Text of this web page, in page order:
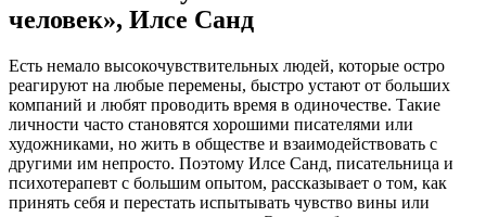
человек», Илсе Санд
Есть немало высокочувствительных людей, которые остро
реагируют на любые перемены, быстро устают от больших
компаний и любят проводить время в одиночестве. Такие
личности часто становятся хорошими писателями или
художниками, но жить в обществе и взаимодействовать с
другими им непросто. Поэтому Илсе Санд, писательница и
психотерапевт с большим опытом, рассказывает о том, как
принять себя и перестать испытывать чувство вины или